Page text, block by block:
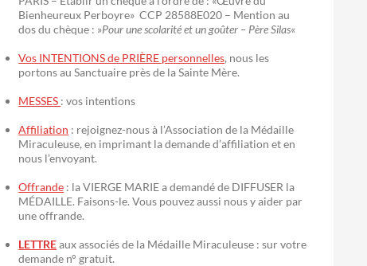
Bienheureux Perboyre» CCP 28588E020 – Mention au
dos du chèque : »Pour une scolarité et un goûter – Père Silas«
Vos INTENTIONS de PRIÈRE personnelles, nous les
portons au Sanctuaire près de la Sainte Mère.
MESSES : vos intentions
Affiliation : rejoignez-nous à l’Association de la Médaille
Miraculeuse, en imprimant la demande d’affiliation et en
nous l’envoyant.
Offrande : la VIERGE MARIE a demandé de DIFFUSER la
MÉDAILLE. Faisons-le. Vous pouvez aussi nous y aider par
une offrande.
LETTREaux associés de la Médaille Miraculeuse : sur votre
demande n° gratuit.